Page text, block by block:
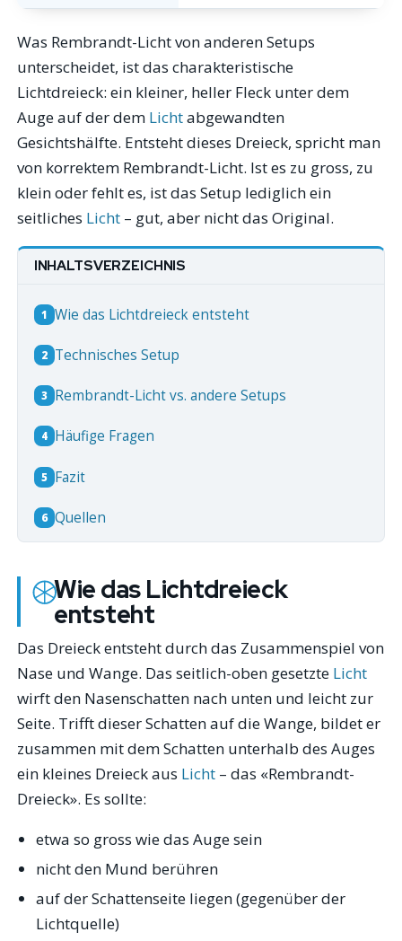
Was Rembrandt-Licht von anderen Setups
unterscheidet, ist das charakteristische
Lichtdreieck: ein kleiner, heller Fleck unter dem
Auge auf der dem Lichtabgewandten
Gesichtshälfte. Entsteht dieses Dreieck, spricht man
von korrektem Rembrandt-Licht. Ist es zu gross, zu
klein oder fehlt es, ist das Setup lediglich ein
seitliches Licht – gut, aber nicht das Original.
INHALTSVERZEICHNIS
1 Wie das Lichtdreieck entsteht
2 Technisches Setup
3 Rembrandt-Licht vs. andere Setups
4 Häufige Fragen
5 Fazit
6 Quellen
Wie das Lichtdreieck
entsteht
Das Dreieck entsteht durch das Zusammenspiel von
Nase und Wange. Das seitlich-oben gesetzte Licht
wirft den Nasenschatten nach unten und leicht zur
Seite. Trifft dieser Schatten auf die Wange, bildet er
zusammen mit dem Schatten unterhalb des Auges
ein kleines Dreieck aus Licht – das «Rembrandt-
Dreieck». Es sollte:
etwa so gross wie das Auge sein
nicht den Mund berühren
auf der Schattenseite liegen (gegenüber der
Lichtquelle)